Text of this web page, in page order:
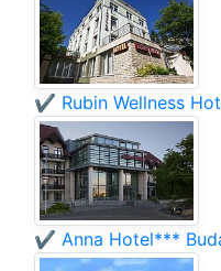
✔️ Rubin Wellness
✔️ Anna Hotel***